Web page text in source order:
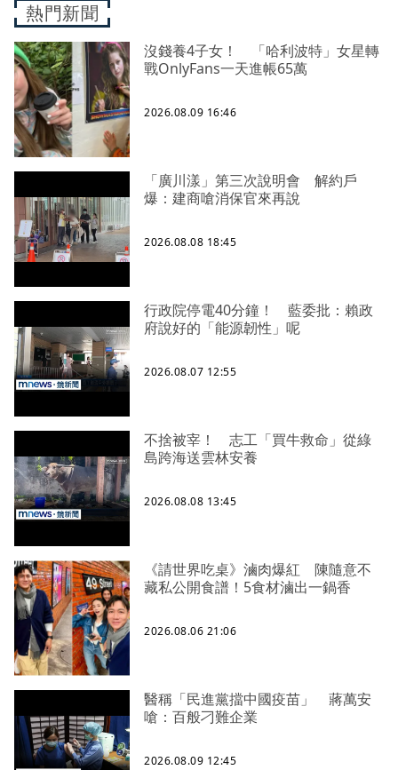
熱門新聞
沒錢養4子女！ 「哈利波特」女星轉
戰OnlyFans一天進帳65萬
2026.08.09 16:46
「廣川漾」第三次說明會 解約戶
爆：建商嗆消保官來再說
2026.08.08 18:45
行政院停電40分鐘！ 藍委批：賴政
府說好的「能源韌性」呢
2026.08.07 12:55
不捨被宰！ 志工「買牛救命」從綠
島跨海送雲林安養
2026.08.08 13:45
《請世界吃桌》滷肉爆紅 陳隨意不
藏私公開食譜！5食材滷出一鍋香
2026.08.06 21:06
醫稱「民進黨擋中國疫苗」 蔣萬安
嗆：百般刁難企業
2026.08.09 12:45